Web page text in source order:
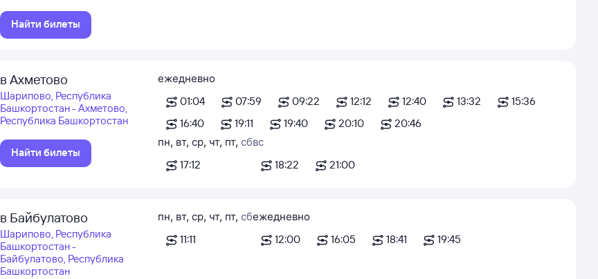
Найти билеты
в Ахметово
Шарипово, Республика
Башкортостан - Ахметово,
Республика Башкортостан
Найти билеты
ежедневно
01:04
07:59 09:22 12:12 12:40 13:32
15:36
16:40
19:11 19:40 20:10
20:46
пн, вт, ср, чт, пт, сб
17:12
вс
18:22
21:00
в Байбулатово
Шарипово, Республика
Башкортостан -
Байбулатово, Республика
Башкортостан
пн, вт, ср, чт, пт, сб
11:11
ежедневно
12:00
16:05 18:41 19:45